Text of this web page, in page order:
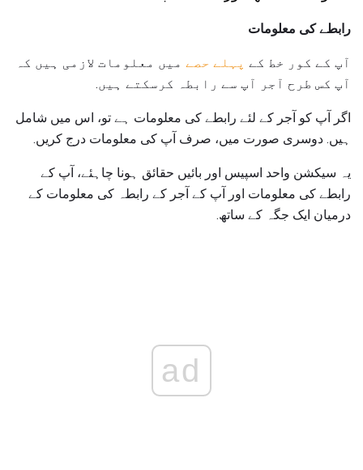
رابطے کی معلومات
آپ کے کور خط کے پہلے حصے میں معلومات لازمی ہیں کہ
آپ کس طرح آجر آپ سے رابطہ کرسکتے ہیں.
اگر آپ کو آجر کے لئے رابطے کی معلومات ہے تو، اس میں شامل
ہیں. دوسری صورت میں، صرف آپ کی معلومات درج کریں.
یہ سیکشن واحد اسپیس اور بائیں حقائق ہونا چاہئے، آپ کے
رابطے کی معلومات اور آپ کے آجر کے رابطہ کی معلومات کے
درمیان ایک جگہ کے ساتھ.
ad